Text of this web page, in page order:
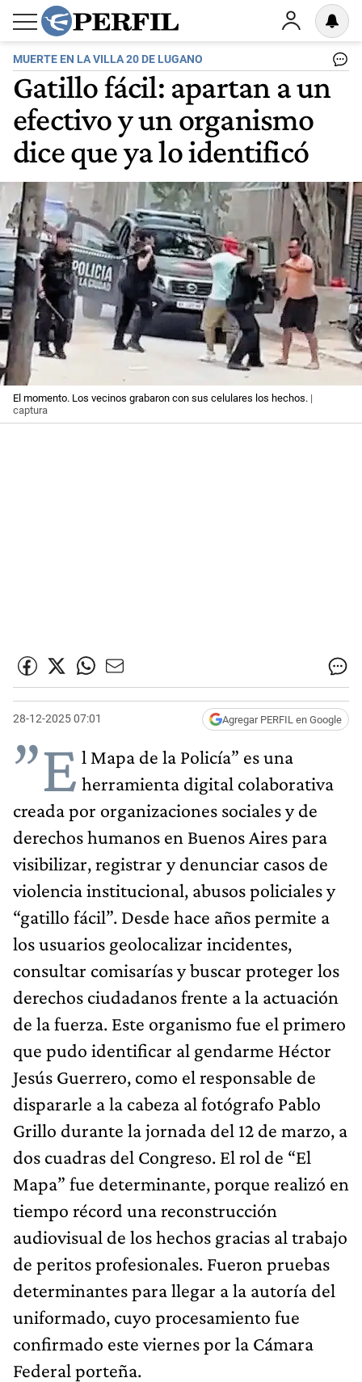
MUERTE EN LA VILLA 20 DE LUGANO
Gatillo fácil: apartan a un
efectivo y un organismo
dice que ya lo identificó
El momento. Los vecinos grabaron con sus celulares los hechos. |
captura
28-12-2025 07:01 Agregar PERFIL en Google
”E l Mapa de la Policía” es una
herramienta digital colaborativa
creada por organizaciones sociales y de
derechos humanos en Buenos Aires para
visibilizar, registrar y denunciar casos de
violencia institucional, abusos policiales y
“gatillo fácil”. Desde hace años permite a
los usuarios geolocalizar incidentes,
consultar comisarías y buscar proteger los
derechos ciudadanos frente a la actuación
de la fuerza. Este organismo fue el primero
que pudo identificar al gendarme Héctor
Jesús Guerrero, como el responsable de
dispararle a la cabeza al fotógrafo Pablo
Grillo durante la jornada del 12 de marzo, a
dos cuadras del Congreso. El rol de “El
Mapa” fue determinante, porque realizó en
tiempo récord una reconstrucción
audiovisual de los hechos gracias al trabajo
de peritos profesionales. Fueron pruebas
determinantes para llegar a la autoría del
uniformado, cuyo procesamiento fue
confirmado este viernes por la Cámara
Federal porteña.